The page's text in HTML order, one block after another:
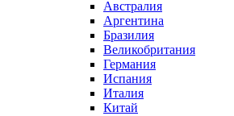
Австралия
Аргентина
Бразилия
Великобритания
Германия
Испания
Италия
Китай